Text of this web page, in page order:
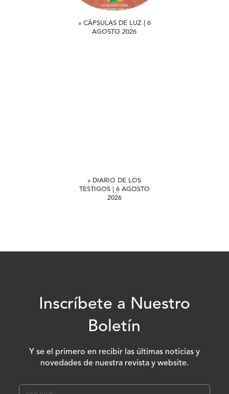
» CÁPSULAS DE LUZ | 6
AGOSTO 2026
» DIARIO DE LOS
TESTIGOS | 6 AGOSTO
2026
Inscríbete a Nuestro
Boletín
Y se el primero en recibir las últimas noticias y
novedades de nuestra revista y website.